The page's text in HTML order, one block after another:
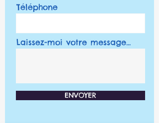
Téléphone
Laissez-moi votre message...
ENVOYER